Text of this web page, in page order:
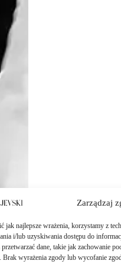
Zarządzaj
jak najlepsze wrażenia, korzystamy z
i/lub uzyskiwania dostępu do
dane, takie jak zachowanie
Brak wyrażenia zgody lub wycofanie